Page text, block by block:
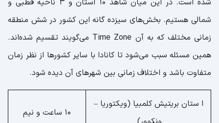
شده است. در این میان شاهد 10 استان و 3 ناحیه قطبی و
شمالی هستیم. بخش‌های سیزده گانه این کشور در شش منطقه
زمانی مختلف که به آن Time Zone می‌گویند تقسیم شده‌اند.
همین مسئله سبب می‌شود تا کانادا با سایر کشورها از نظر زمان
متفاوت باشد و اختلاف زمانی بین شهرهای آن دیده شود.
ا ستان بریتیش کلمبیا (ویکتوریا –
10 ساعت و نیم